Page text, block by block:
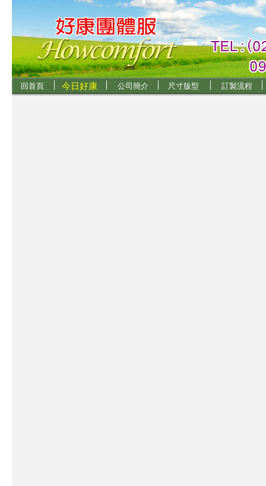
回首頁 今日好康 公司簡介 尺寸版型 訂製流程